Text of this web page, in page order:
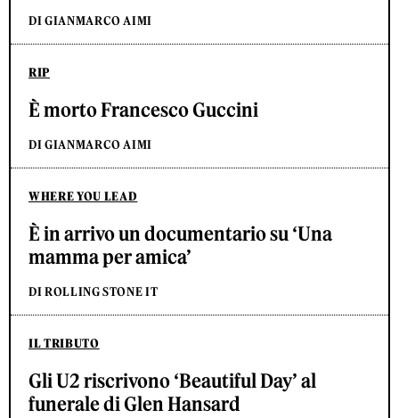
DI GIANMARCO AIMI
RIP
È morto Francesco Guccini
DI GIANMARCO AIMI
WHERE YOU LEAD
È in arrivo un documentario su ‘Una
mamma per amica’
DI ROLLING STONE IT
IL TRIBUTO
Gli U2 riscrivono ‘Beautiful Day’ al
funerale di Glen Hansard